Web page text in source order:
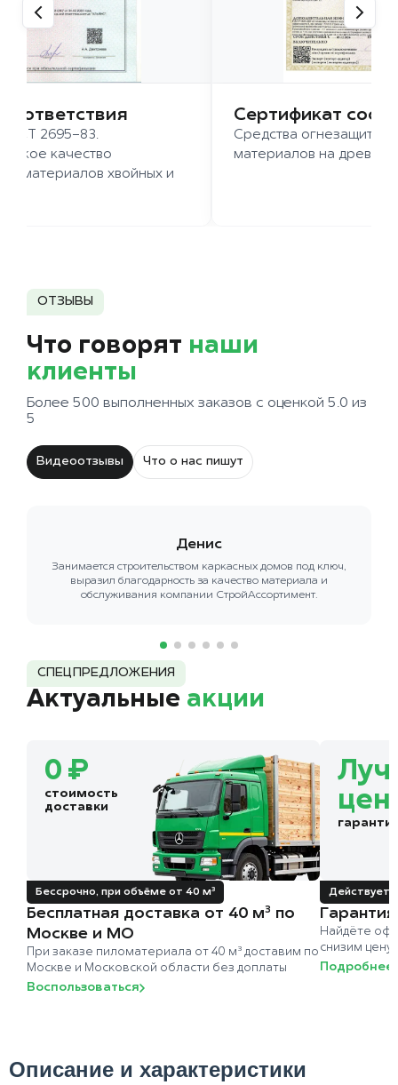
2695-83.
качество
хвойных и
Сертификат
Средства огнезащиты
материалов на
ОТЗЫВЫ
Что говорят наши
клиенты
Более 500 выполненных заказов с оценкой 5.0 из
5
Видеоотзывы Что о нас пишут
Денис
Занимается строительством каркасных домов под ключ,
выразил благодарность за качество материала и
обслуживания компании СтройАссортимент.
СПЕЦПРЕДЛОЖЕНИЯ
Актуальные акции
0 ₽
стоимость
доставки
Бессрочно, при объёме от 40 м³
Бесплатная доставка от 40 м³ по
Москве и МО
При заказе пиломатериала от 40 м³ доставим по
Москве и Московской области без доплаты
Воспользоваться
Действует
Найдёте
снизим
Подробнее
Описание и характеристики